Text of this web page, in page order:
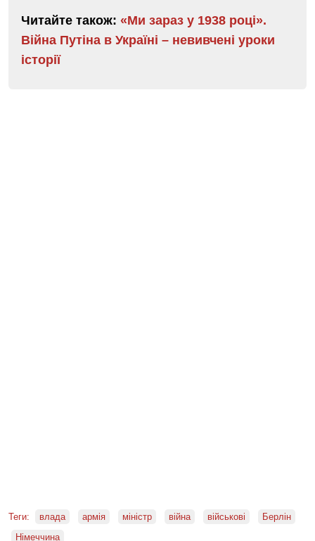
Читайте також: «Ми зараз у 1938 році».
Війна Путіна в Україні – невивчені уроки
історії
Теги: влада армія міністр війна військові
Берлін
Німеччина